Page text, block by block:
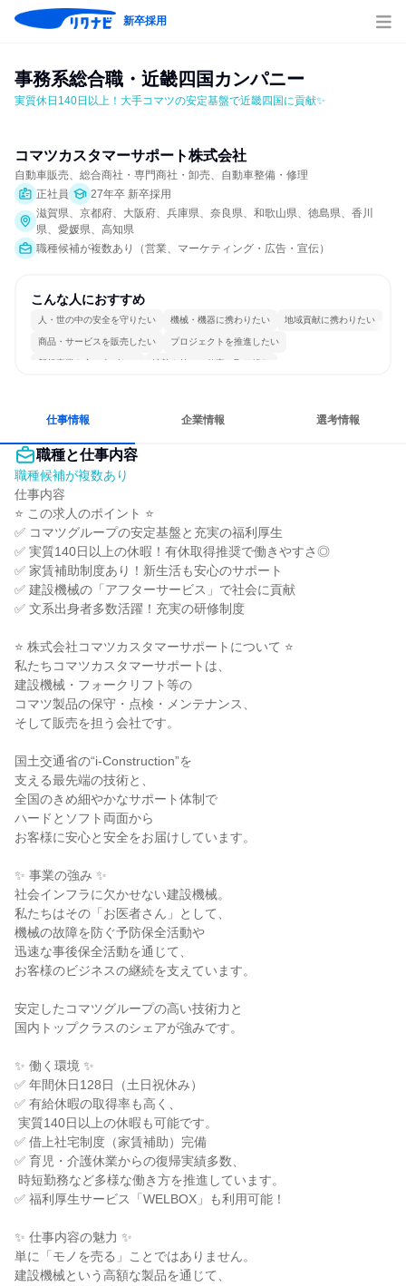
新卒採用
事務系総合職・近畿四国カンパニー
実質休日140日以上！大手コマツの安定基盤で近畿四国に貢献✨
コマツカスタマーサポート株式会社
自動車販売、総合商社・専門商社・卸売、自動車整備・修理
正社員
27年卒 新卒採用
滋賀県、京都府、大阪府、兵庫県、奈良県、和歌山県、徳島県、香川
県、愛媛県、高知県
職種候補が複数あり（営業、マーケティング・広告・宣伝）
こんな人におすすめ
人・世の中の安全を守りたい 機械・機器に携わりたい 地域貢献に携わりたい
商品・サービスを販売したい プロジェクトを推進したい
新規事業を立ち上げたい 情熱を持って仕事に取り組む
仕事情報 企業情報 選考情報
職種と仕事内容
職種候補が複数あり
仕事内容
⭐ この求人のポイント ⭐
✅ コマツグループの安定基盤と充実の福利厚生
✅ 実質140日以上の休暇！有休取得推奨で働きやすさ◎
✅ 家賃補助制度あり！新生活も安心のサポート
✅ 建設機械の「アフターサービス」で社会に貢献
✅ 文系出身者多数活躍！充実の研修制度
⭐ 株式会社コマツカスタマーサポートについて ⭐
私たちコマツカスタマーサポートは、
建設機械・フォークリフト等の
コマツ製品の保守・点検・メンテナンス、
そして販売を担う会社です。
国土交通省の“i-Construction”を
支える最先端の技術と、
全国のきめ細やかなサポート体制で
ハードとソフト両面から
お客様に安心と安全をお届けしています。
✨ 事業の強み ✨
社会インフラに欠かせない建設機械。
私たちはその「お医者さん」として、
機械の故障を防ぐ予防保全活動や
迅速な事後保全活動を通じて、
お客様のビジネスの継続を支えています。
安定したコマツグループの高い技術力と
国内トップクラスのシェアが強みです。
✨ 働く環境 ✨
✅ 年間休日128日（土日祝休み）
✅ 有給休暇の取得率も高く、
✅ 借上社宅制度（家賃補助）完備
✅ 育児・介護休業からの復帰実績多数、
✅ 福利厚生サービス「WELBOX」も利用可能！
✨ 仕事内容の魅力 ✨
単に「モノを売る」ことではありません。
建設機械という高額な製品を通じて、